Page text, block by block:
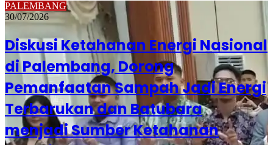
PALEMBANG
30/07/2026
Diskusi Ketahanan Energi Nasional
di Palembang, Dorong
Pemanfaatan Sampah Jadi Energi
Terbarukan dan Batubara
menjadi Sumber Ketahanan